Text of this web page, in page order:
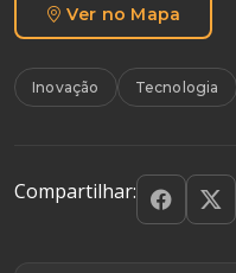
Ver no Mapa
Inovação Tecnologia
Compartilhar: